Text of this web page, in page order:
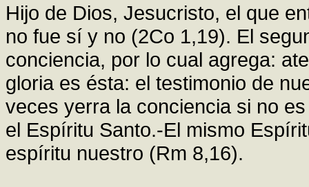
Hijo de Dios, Jesucristo, el que
no fue sí y no (2Co 1,19). El
conciencia, por lo cual agrega:
gloria es ésta: el testimonio de
veces yerra la conciencia si no
el Espíritu Santo.-El mismo
espíritu nuestro (Rm 8,16).